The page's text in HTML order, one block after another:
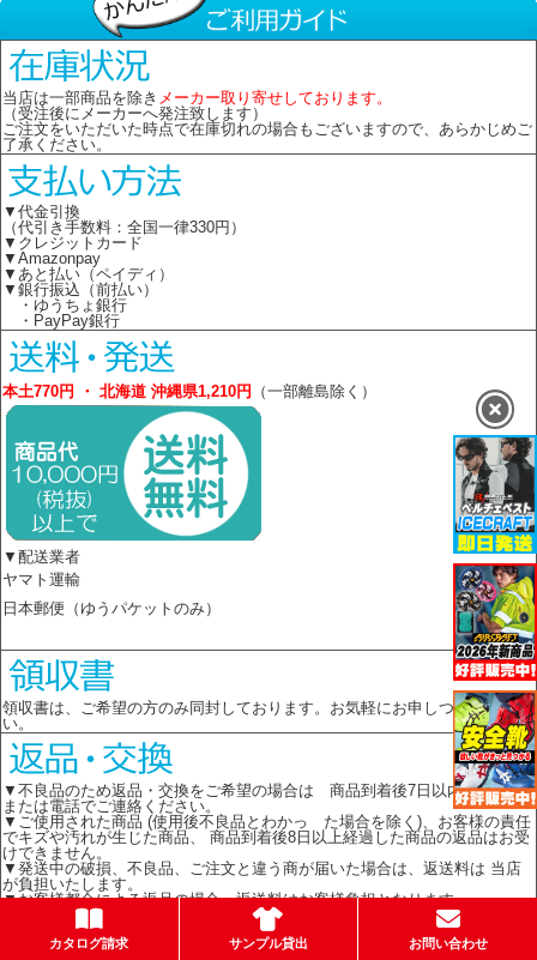
当店は一部商品を除き メーカー取り寄せしております。
（受注後にメーカーへ発注致します）
ご注文をいただいた時点で在庫切れの場合もございますので、あらかじめご
了承ください。
▼代金引換
（代引き手数料：全国一律330円）
▼クレジットカード
▼Amazonpay
▼あと払い（ペイディ）
▼銀行振込（前払い）
・ゆうちょ銀行
・PayPay銀行
本土770円 ・ 北海道 沖縄県1,210円 （一部離島除く）
▼配送業者
ヤマト運輸
日本郵便（ゆうパケットのみ）
領収書は、ご希望の方のみ同封しております。お気軽にお申しつけくださ
い。
▼不良品のため返品・交換をご希望の場合は 商品到着後7日以内に メール
または電話でご連絡ください。
▼ご使用された商品 (使用後不良品とわかっ た場合を除く)、お客様の責任
でキズや汚れが生じた商品、 商品到着後8日以上経過した商品の返品はお受
けできません。
▼発送中の破損、不良品、ご注文と違う商が届いた場合は、返送料は 当店
が負担いたします。
▼お客様都合による返品の場合、返送料はお客様負担となります。
カタログ請求 サンプル貸出 お問い合わせ